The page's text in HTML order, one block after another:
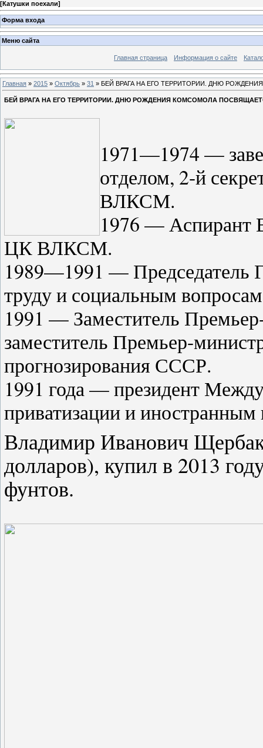
[Катушки поехали]
Форма входа
Меню сайта
Главная страница Информация о сайте
Главная » 2015 » Октябрь » 31 » БЕЙ ВРАГА НА ЕГО ТЕРРИТОРИИ. ДНЮ
БЕЙ ВРАГА НА ЕГО ТЕРРИТОРИИ. ДНЮ РОЖДЕНИЯ КОМСОМОЛА
1971—1974 —
отделом, 2-й
ВЛКСМ.
1976 — Аспирант
ЦК ВЛКСМ.
1989—1991 — Председатель
труду и социальным
1991 — Заместитель
заместитель Премьер-
прогнозирования СССР.
1991 года — президент
приватизации и
Владимир Иванович
долларов), купил в 2013
фунтов.